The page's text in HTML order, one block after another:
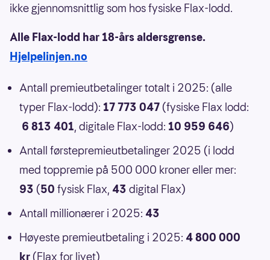
ikke gjennomsnittlig som hos fysiske Flax-lodd.
Alle Flax-lodd har 18-års aldersgrense.
Hjelpelinjen.no
Antall premieutbetalinger totalt i 2025: (alle
typer Flax-lodd): 17 773 047 (fysiske Flax lodd:
6 813 401, digitale Flax-lodd: 10 959 646)
Antall førstepremieutbetalinger 2025 (i lodd
med toppremie på 500 000 kroner eller mer:
93 (50 fysisk Flax, 43 digital Flax)
Antall millionærer i 2025: 43
Høyeste premieutbetaling i 2025: 4 800 000
kr (Flax for livet)